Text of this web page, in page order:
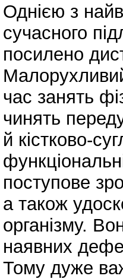
Однією з
сучасного
посилено
час занять
чинять
й кістково-
поступове
а також
організму.
наявних
Тому дуже